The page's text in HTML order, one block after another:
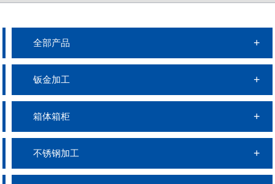
全部产品
钣金加工
箱体箱柜
不锈钢加工